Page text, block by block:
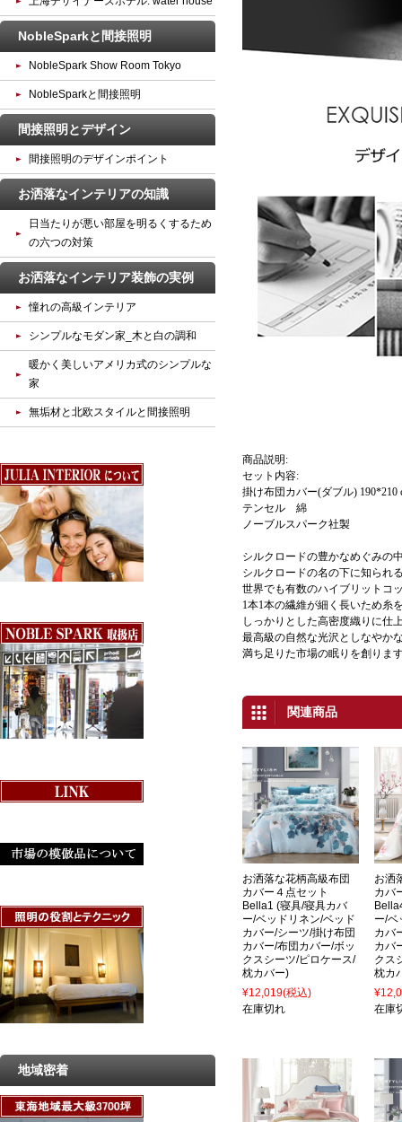
商品説明:
セット内容:
掛け布団カバー(ダブル) 190*210
テンセル 綿
ノーブルスパーク社製
シルクロードの豊かなめぐみの
シルクロードの名の下に知られ
世界でも有数のハイブリットコ
1本1本の繊維が細く長いため糸
しっかりとした高密度織りに仕
最高級の自然な光沢としなやか
満ち足りた市場の眠りを創りま
関連商品
お洒落な花柄高級布団
カバー４点セット
Bella1 (寝具/寝具カバ
ー/ベッドリネン/ベッド
カバー/シーツ/掛け布団
カバー/布団カバー/ボッ
クスシーツ/ピロケース/
枕カバー)
¥12,019(税込)
在庫切れ
お洒
カバ
ー/ベ
カバ
カバ
クス
枕カ
在庫
NobleSparkと間接照明
NobleSpark Show Room Tokyo
NobleSparkと間接照明
間接照明とデザイン
間接照明のデザインポイント
お洒落なインテリアの知識
日当たりが悪い部屋を明るくするため
の六つの対策
お洒落なインテリア装飾の実例
憧れの高級インテリア
シンプルなモダン家_木と白の調和
暖かく美しいアメリカ式のシンプルな
家
無垢材と北欧スタイルと間接照明
地域密着